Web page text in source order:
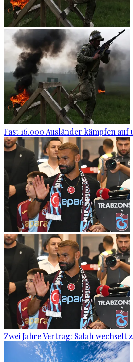
Fast 16.000 Ausländer kämpfen auf
Zwei Jahre Vertrag: Salah wechselt